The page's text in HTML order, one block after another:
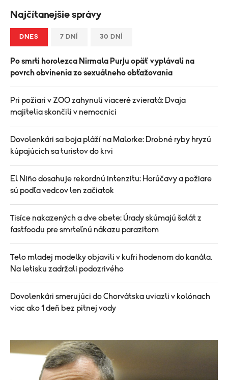
Najčítanejšie správy
DNES 7 DNÍ 30 DNÍ
Po smrti horolezca Nirmala Purju opäť vyplávali na
povrch obvinenia zo sexuálneho obťažovania
Pri požiari v ZOO zahynuli viaceré zvieratá: Dvaja
majitelia skončili v nemocnici
Dovolenkári sa boja pláží na Malorke: Drobné ryby hryzú
kúpajúcich sa turistov do krvi
El Niño dosahuje rekordnú intenzitu: Horúčavy a požiare
sú podľa vedcov len začiatok
Tisíce nakazených a dve obete: Úrady skúmajú šalát z
fastfoodu pre smrteľnú nákazu parazitom
Telo mladej modelky objavili v kufri hodenom do kanála.
Na letisku zadržali podozrivého
Dovolenkári smerujúci do Chorvátska uviazli v kolónach
viac ako 1 deň bez pitnej vody